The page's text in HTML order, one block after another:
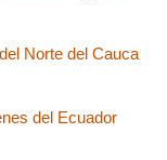
Norte del Cauca
del Ecuador